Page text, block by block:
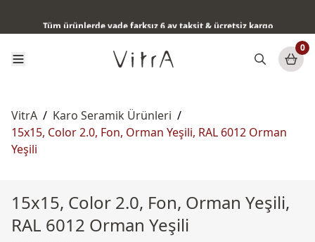
0
VitrA / Karo Seramik Ürünleri /
15x15, Color 2.0, Fon, Orman Yeşili, RAL 6012 Orman
Yeşili
15x15, Color 2.0, Fon, Orman Yeşili,
RAL 6012 Orman Yeşili